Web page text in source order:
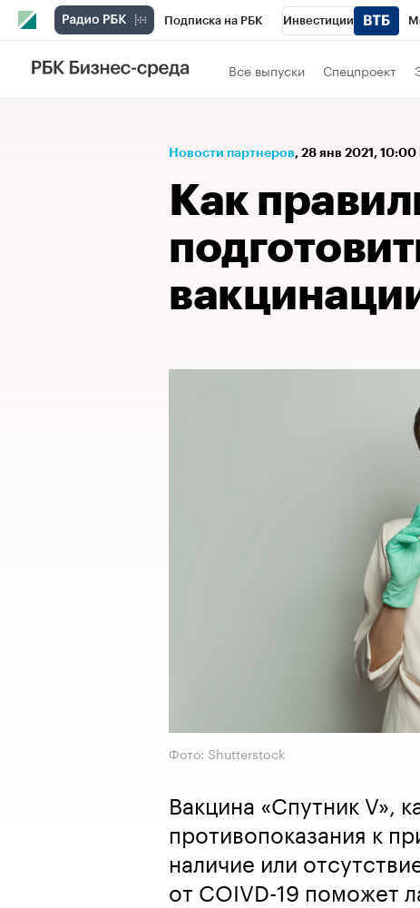
Подписка на РБК Инвестиции
Спорт
Технологии и медиа
Все выпуски Спецпроект
Новости партнеров⁠, 28 янв 2021, 10:00
Как
Фото: Shutterstock
Вакцина «Спутник V»,
противопоказания к
наличие или
от COIVD-19 поможет